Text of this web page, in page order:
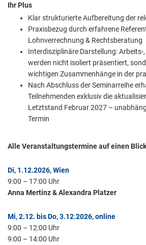
Ihr Plus
Klar strukturierte Aufbereitung der
Praxisbezug durch erfahrene
Lohnverrechnung & Rechtsberatung
Interdisziplinäre Darstellung: Arbeits-
werden nicht isoliert präsentiert,
wichtigen Zusammenhänge in der
Nach Abschluss der Seminarreihe
Teilnehmenden exklusiv die
Letztstand Februar 2027 –
Termin
Alle Veranstaltungstermine auf einen
Di, 1.12.2026, Wien
9:00 – 17:00 Uhr
Anna Mertinz & Alexandra Platzer
Mi, 2.12. bis Do, 3.12.2026, online
9:00 – 12:00 Uhr
9:00 – 14:00 Uhr